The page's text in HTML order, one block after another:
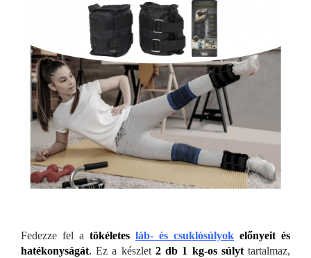
Fedezze fel a tökéletes láb- és csuklósúlyok előnyeit és
hatékonyságát.Ez a készlet 2 db 1 kg-os súlyt tartalmaz,